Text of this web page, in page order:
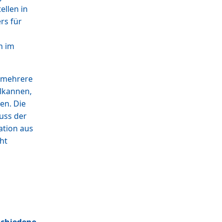
in
für
im
Die
der
aus